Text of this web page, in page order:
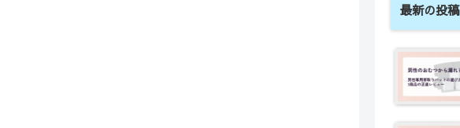
最新の投稿